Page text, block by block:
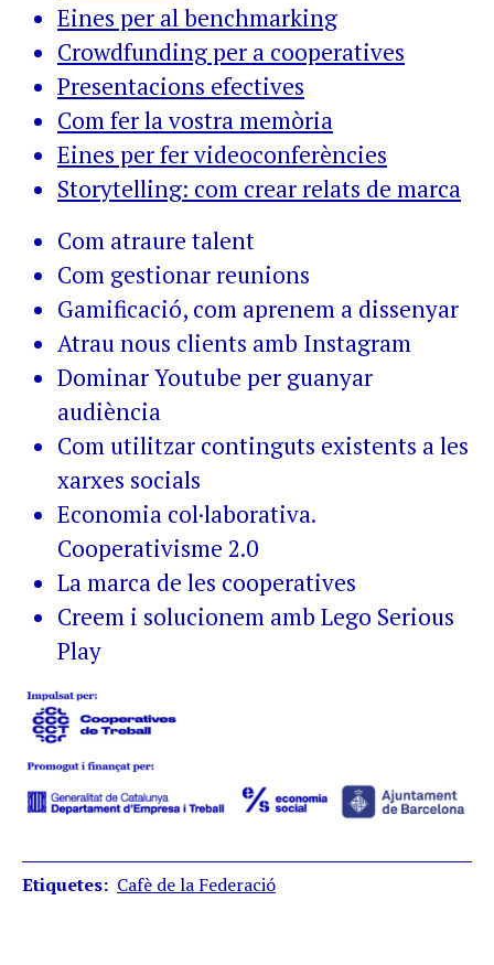
Eines per al benchmarking
Crowdfunding per a cooperatives
Presentacions efectives
Com fer la vostra memòria
Eines per fer videoconferències
Storytelling: com crear relats de marca
Com atraure talent
Com gestionar reunions
Gamificació, com aprenem a dissenyar
Atrau nous clients amb Instagram
Dominar Youtube per guanyar
audiència
Com utilitzar continguts existents a les
xarxes socials
Economia col·laborativa.
Cooperativisme 2.0
La marca de les cooperatives
Creem i solucionem amb Lego Serious
Play
Etiquetes Cafè de la Federació